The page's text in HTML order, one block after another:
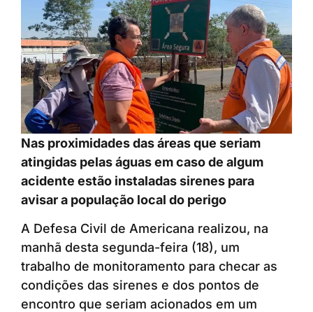
Nas proximidades das áreas que seriam
atingidas pelas águas em caso de algum
acidente estão instaladas sirenes para
avisar a população local do perigo
A Defesa Civil de Americana realizou, na
manhã desta segunda-feira (18), um
trabalho de monitoramento para checar as
condições das sirenes e dos pontos de
encontro que seriam acionados em um